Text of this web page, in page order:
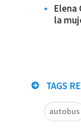
Elena
la
TAGS
autobus